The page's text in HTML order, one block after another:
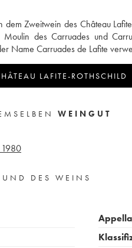
Zweitwein des Château
des Carruades und
Name Carruades de Lafite
LAFITE-ROTHSCHILD
WEINGUT
1980
DES WEINS